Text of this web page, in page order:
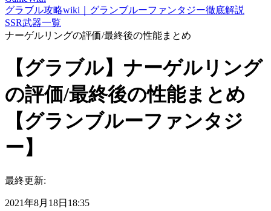
グラブル攻略wiki｜グランブルーファンタジー徹底解説
SSR武器一覧
ナーゲルリングの評価/最終後の性能まとめ
【グラブル】ナーゲルリング
の評価/最終後の性能まとめ
【グランブルーファンタジ
ー】
最終更新:
2021年8月18日18:35